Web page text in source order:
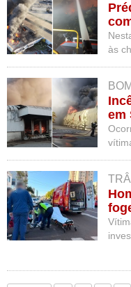
às
em